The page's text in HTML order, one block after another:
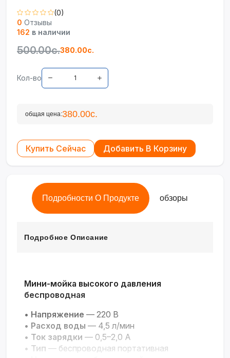
(0)
0 Отзывы
162 в наличии
500.00с.380.00с.
Кол-во
общая цена:380.00с.
Купить Сейчас Добавить В Корзину
Подробности О Продукте обзоры
Подробное Описание
Мини-мойка высокого давления
беспроводная
• Напряжение — 220 В
• Расход воды — 4,5 л/мин
• Ток зарядки — 0,5–2,0 А
• Тип — беспроводная портативная